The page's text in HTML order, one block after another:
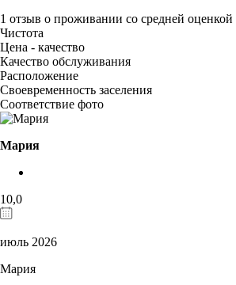
1 отзыв о проживании со средней оценкой
Чистота
Цена - качество
Качество обслуживания
Расположение
Своевременность заселения
Соответствие фото
Мария
10,0
июль 2026
Мария